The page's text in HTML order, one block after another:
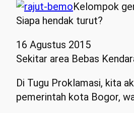
Kelompok
Siapa hendak turut?
16 Agustus 2015
Sekitar area Bebas
Di Tugu Proklamasi, kita
pemerintah kota Bogor,